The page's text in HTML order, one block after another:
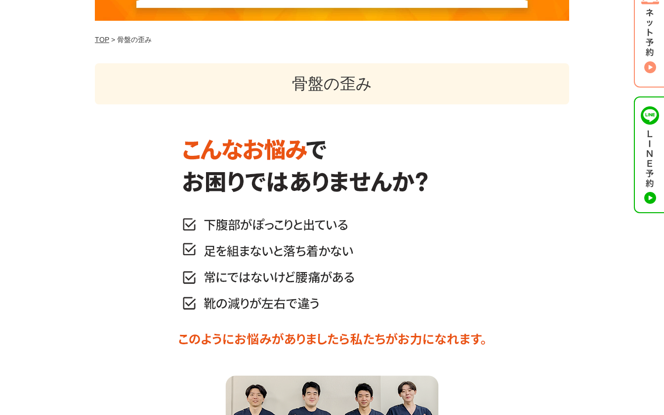
TOP > 骨盤の歪み
骨盤の歪み